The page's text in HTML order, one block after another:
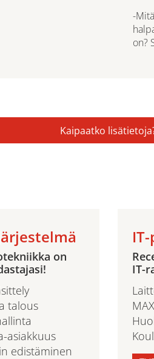
-
on?
Kaipaatko
on
talous
asiakkuus
edistäminen
IT-